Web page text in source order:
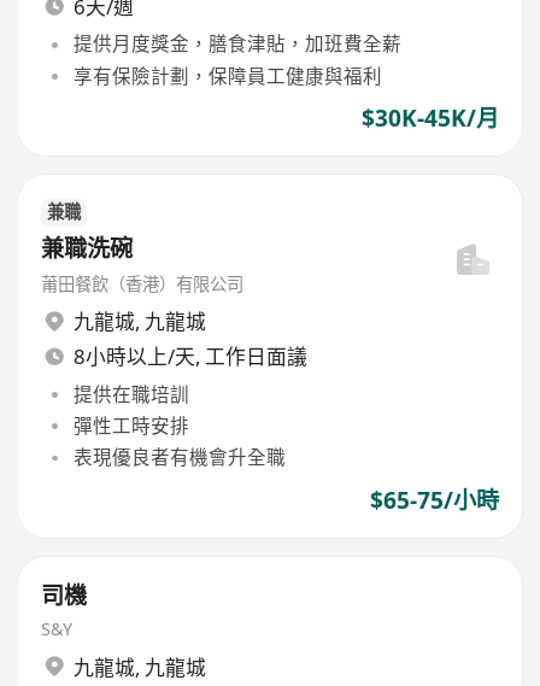
6天/週
提供月度獎金，膳食津貼，加班費全薪
享有保險計劃，保障員工健康與福利
$30K-45K/月
兼職
兼職洗碗
莆田餐飲（香港）有限公司
九龍城, 九龍城
8小時以上/天, 工作日面議
提供在職培訓
彈性工時安排
表現優良者有機會升全職
$65-75/小時
司機
S&Y
九龍城, 九龍城